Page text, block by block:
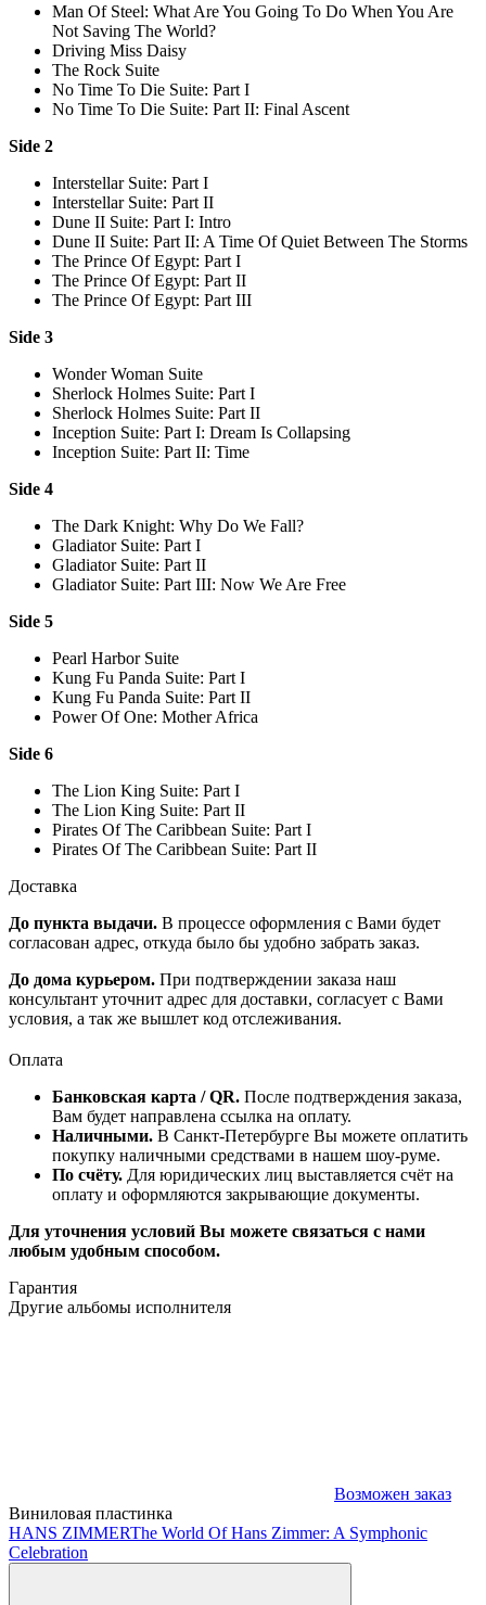
Man Of Steel: What Are You Going To Do When You Are
Not Saving The World?
Driving Miss Daisy
The Rock Suite
No Time To Die Suite: Part I
No Time To Die Suite: Part II: Final Ascent
Side 2
Interstellar Suite: Part I
Interstellar Suite: Part II
Dune II Suite: Part I: Intro
Dune II Suite: Part II: A Time Of Quiet Between The Storms
The Prince Of Egypt: Part I
The Prince Of Egypt: Part II
The Prince Of Egypt: Part III
Side 3
Wonder Woman Suite
Sherlock Holmes Suite: Part I
Sherlock Holmes Suite: Part II
Inception Suite: Part I: Dream Is Collapsing
Inception Suite: Part II: Time
Side 4
The Dark Knight: Why Do We Fall?
Gladiator Suite: Part I
Gladiator Suite: Part II
Gladiator Suite: Part III: Now We Are Free
Side 5
Pearl Harbor Suite
Kung Fu Panda Suite: Part I
Kung Fu Panda Suite: Part II
Power Of One: Mother Africa
Side 6
The Lion King Suite: Part I
The Lion King Suite: Part II
Pirates Of The Caribbean Suite: Part I
Pirates Of The Caribbean Suite: Part II
Доставка
До пункта выдачи. В процессе оформления с Вами будет
согласован адрес, откуда было бы удобно забрать заказ.
До дома курьером. При подтверждении заказа наш
консультант уточнит адрес для доставки, согласует с Вами
условия, а так же вышлет код отслеживания.
Оплата
Банковская карта / QR. После подтверждения заказа,
Вам будет направлена ссылка на оплату.
Наличными. В Санкт-Петербурге Вы можете оплатить
покупку наличными средствами в нашем шоу-руме.
По счёту. Для юридических лиц выставляется счёт на
оплату и оформляются закрывающие документы.
Для уточнения условий Вы можете связаться с нами
любым удобным способом.
Гарантия
Другие альбомы исполнителя
Возможен заказ
Виниловая пластинка
HANS ZIMMERThe World Of Hans Zimmer: A Symphonic
Celebration